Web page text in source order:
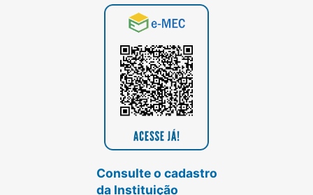
Consulte o cadastro
da Instituição